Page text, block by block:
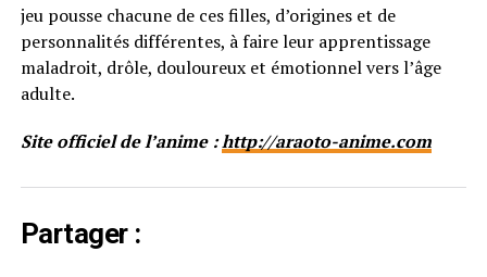
jeu pousse chacune de ces filles, d’origines et de
personnalités différentes, à faire leur apprentissage
maladroit, drôle, douloureux et émotionnel vers l’âge
adulte.
Site officiel de l’anime :http://araoto-anime.com
Partager :